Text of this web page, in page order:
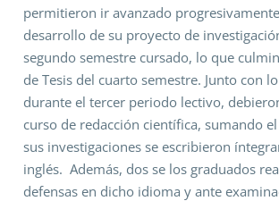
permitieron ir avanzado
desarrollo de su proyecto de
segundo semestre cursado, lo que
de Tesis del cuarto semestre. Junto con
durante el tercer periodo lectivo,
curso de redacción científica, sumando
sus investigaciones se escribieron
inglés. Además, dos se los graduados
defensas en dicho idioma y ante